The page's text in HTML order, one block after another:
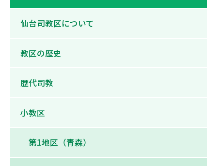
仙台司教区について
教区の歴史
歴代司教
小教区
第1地区（青森）